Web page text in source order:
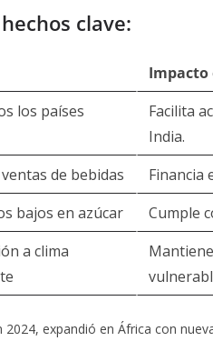
clave:
Impacto
los países
Facilita
India.
de bebidas
Financia
bajos en azúcar
Cumple
a clima
2024, expandió en África con